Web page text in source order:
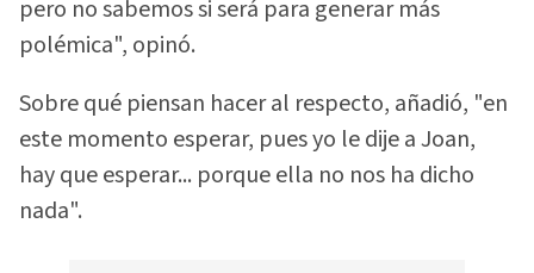
pero no sabemos si será para generar más
polémica", opinó.
Sobre qué piensan hacer al respecto, añadió, "en
este momento esperar, pues yo le dije a Joan,
hay que esperar... porque ella no nos ha dicho
nada".